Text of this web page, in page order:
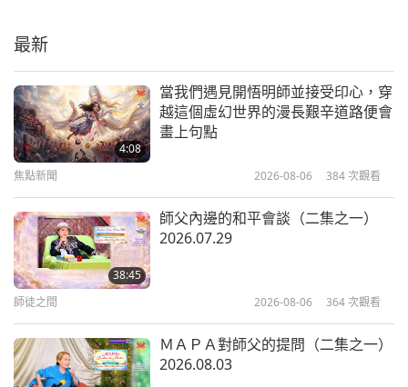
排燈節：歡慶善良與光明
慶祝清海日—純素生活，創造和平！
進入愛的新時代
最新
4:08
當我們遇見開悟明師並接受印心，穿
越這個虛幻世界的漫長艱辛道路便會
畫上句點
焦點新聞 2026-08-06 384次觀看
38:45
師父內邊的和平會談（二集之一）
2026.07.29
師徒之間 2026-08-06 364次觀看
ＭＡＰＡ對師父的提問（二集之一）
2026.08.03